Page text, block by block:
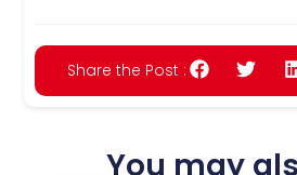
Share the Post :
You may